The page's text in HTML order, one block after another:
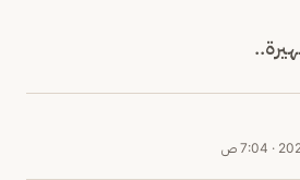
· 7:04 ص